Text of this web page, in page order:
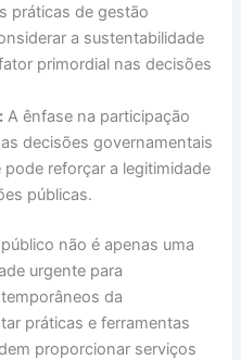
práticas de gestão
a sustentabilidade
primordial nas decisões
A ênfase na participação
decisões governamentais
reforçar a legitimidade
públicas.
não é apenas uma
urgente para
da
práticas e ferramentas
proporcionar serviços